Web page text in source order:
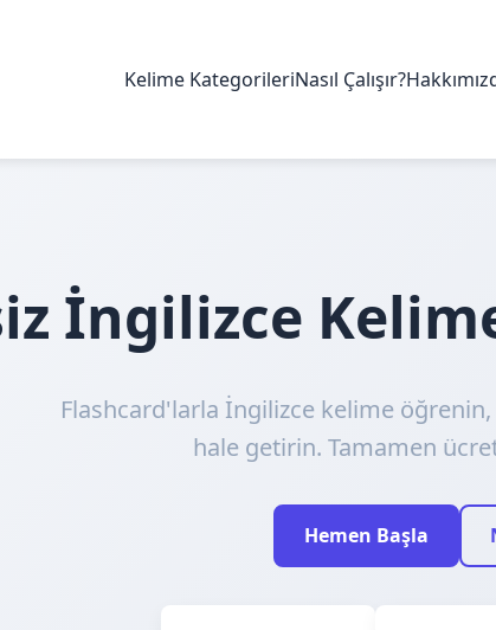
Kelime KategorileriNasıl Çalışır?
İngilizce
Flashcard'larla İngilizce kelime
hale getirin. Tamamen
Hemen Başla